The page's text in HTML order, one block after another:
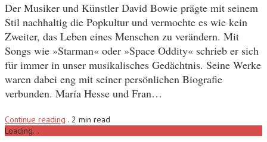
Der Musiker und Künstler David Bowie prägte mit seinem
Stil nachhaltig die Popkultur und vermochte es wie kein
Zweiter, das Leben eines Menschen zu verändern. Mit
Songs wie »Starman« oder »Space Oddity« schrieb er sich
für immer in unser musikalisches Gedächtnis. Seine Werke
waren dabei eng mit seiner persönlichen Biografie
verbunden. María Hesse und Fran…
Continue reading . 2 min read
Loading...